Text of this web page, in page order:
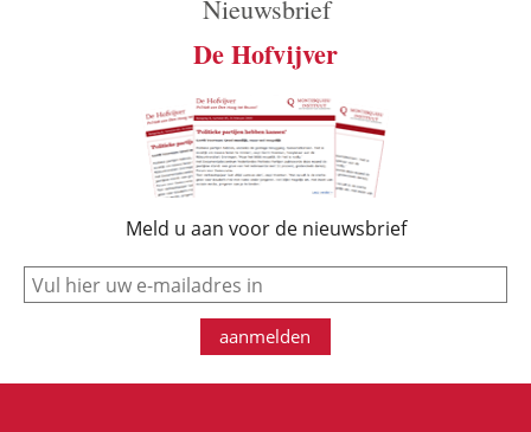
Nieuwsbrief
De Hofvijver
Meld u aan voor de nieuwsbrief
e-mail
aanmelden